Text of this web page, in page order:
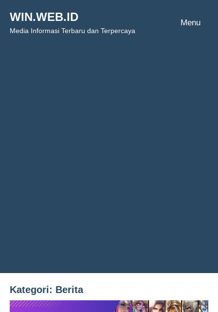
content
WIN.WEB.ID
Media Informasi Terbaru dan Terpercaya
Menu
Kategori: Berita